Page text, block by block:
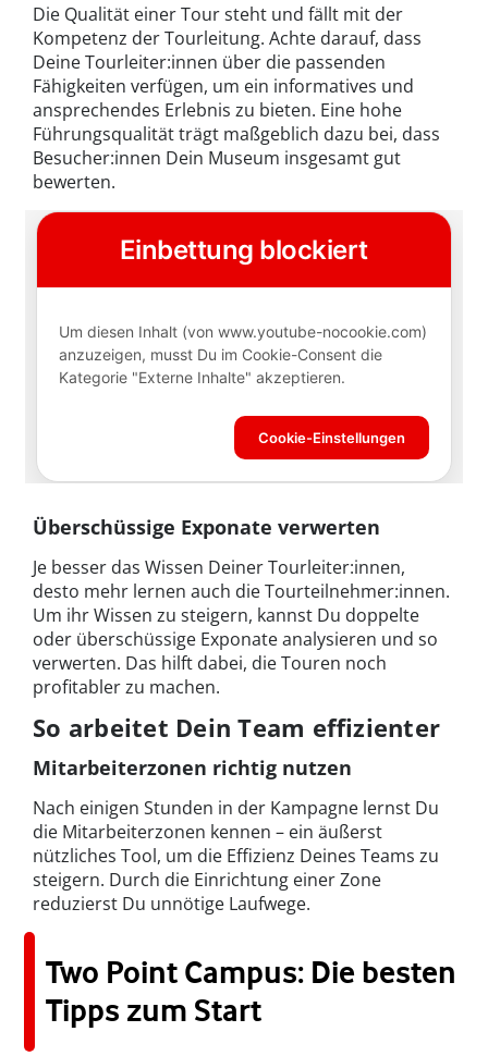
Die Qualität einer Tour steht und fällt mit der
Kompetenz der Tourleitung. Achte darauf, dass
Deine Tourleiter:innen über die passenden
Fähigkeiten verfügen, um ein informatives und
ansprechendes Erlebnis zu bieten. Eine hohe
Führungsqualität trägt maßgeblich dazu bei, dass
Besucher:innen Dein Museum insgesamt gut
bewerten.
Überschüssige Exponate verwerten
Je besser das Wissen Deiner Tourleiter:innen,
desto mehr lernen auch die Tourteilnehmer:innen.
Um ihr Wissen zu steigern, kannst Du doppelte
oder überschüssige Exponate analysieren und so
verwerten. Das hilft dabei, die Touren noch
profitabler zu machen.
So arbeitet Dein Team effizienter
Mitarbeiterzonen richtig nutzen
Nach einigen Stunden in der Kampagne lernst Du
die Mitarbeiterzonen kennen – ein äußerst
nützliches Tool, um die Effizienz Deines Teams zu
steigern. Durch die Einrichtung einer Zone
reduzierst Du unnötige Laufwege.
Two Point Campus: Die besten
Tipps zum Start